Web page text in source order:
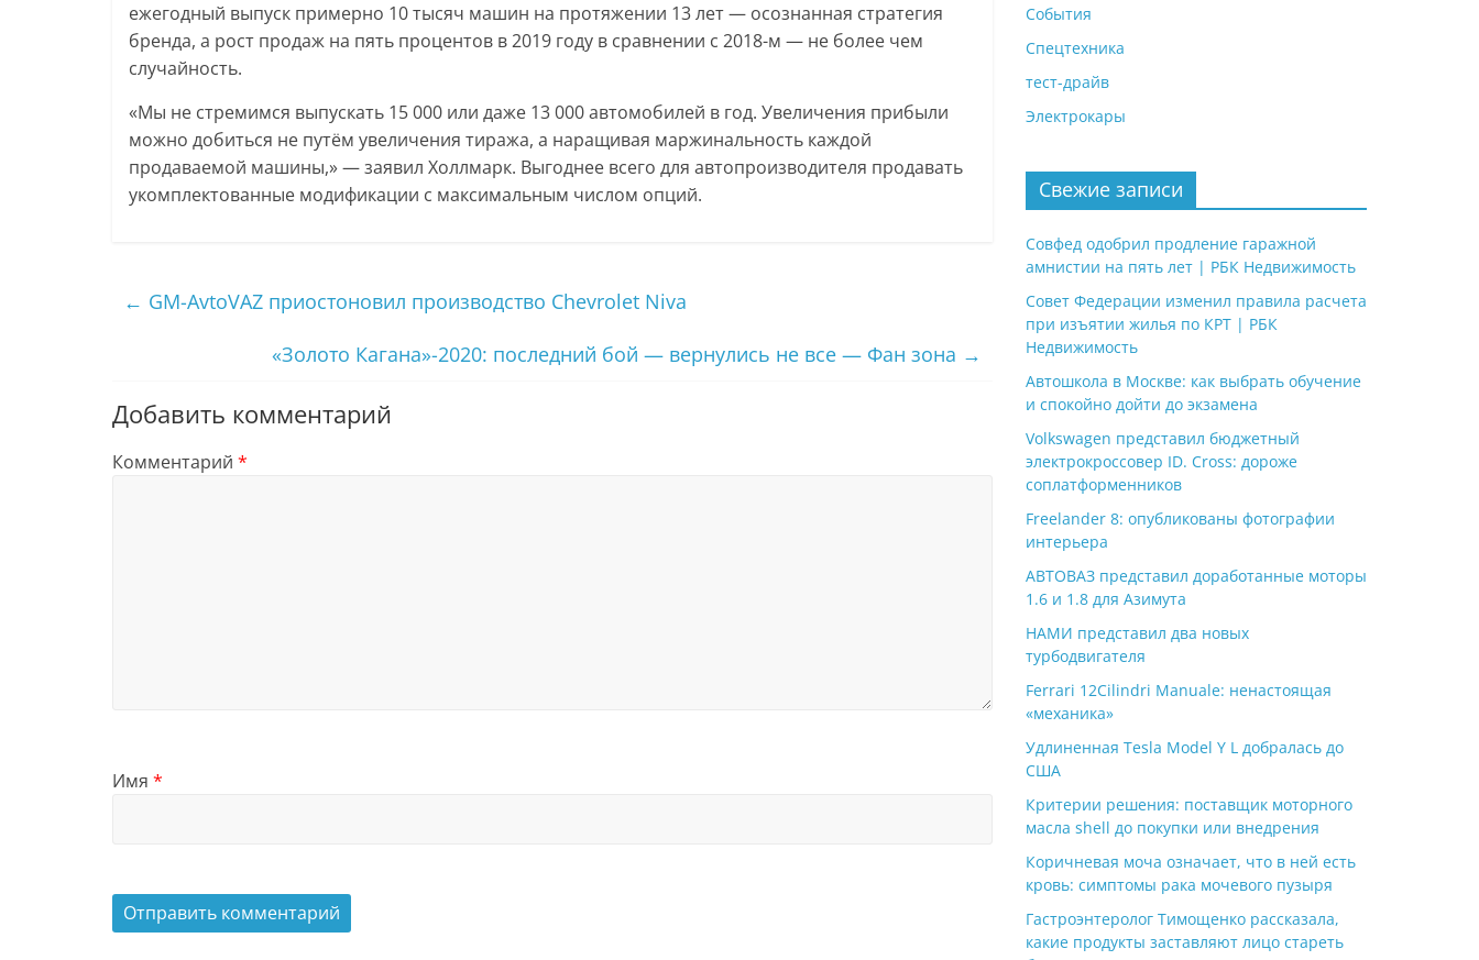
ежегодный выпуск примерно 10 тысяч машин на протяжении 13 лет — осознанная стратегия
бренда, а рост продаж на пять процентов в 2019 году в сравнении с 2018-м — не более чем
случайность.
«Мы не стремимся выпускать 15 000 или даже 13 000 автомобилей в год. Увеличения прибыли
можно добиться не путём увеличения тиража, а наращивая маржинальность каждой
продаваемой машины,» — заявил Холлмарк. Выгоднее всего для автопроизводителя продавать
укомплектованные модификации с максимальным числом опций.
← GM-AvtoVAZ приостоновил производство Chevrolet Niva
«Золото Кагана»-2020: последний бой — вернулись не все — Фан зона →
Добавить комментарий
Комментарий *
Имя *
События
Спецтехника
тест-драйв
Электрокары
Свежие записи
Совфед одобрил продление гаражной
амнистии на пять лет | РБК Недвижимость
Совет Федерации изменил правила расчета
при изъятии жилья по КРТ | РБК
Недвижимость
Автошкола в Москве: как выбрать обучение
и спокойно дойти до экзамена
Volkswagen представил бюджетный
электрокроссовер ID. Cross: дороже
соплатформенников
Freelander 8: опубликованы фотографии
интерьера
АВТОВАЗ представил доработанные моторы
1.6 и 1.8 для Азимута
НАМИ представил два новых
турбодвигателя
Ferrari 12Cilindri Manuale: ненастоящая
«механика»
Удлиненная Tesla Model Y L добралась до
США
Критерии решения: поставщик моторного
масла shell до покупки или внедрения
Коричневая моча означает, что в ней есть
кровь: симптомы рака мочевого пузыря
Гастроэнтеролог Тимощенко рассказала,
какие продукты заставляют лицо стареть